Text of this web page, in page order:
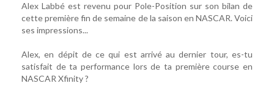
Alex Labbé est revenu pour Pole-Position sur son bilan de
cette première fin de semaine de la saison en NASCAR. Voici
ses impressions...
Alex, en dépit de ce qui est arrivé au dernier tour, es-tu
satisfait de ta performance lors de ta première course en
NASCAR Xfinity ?